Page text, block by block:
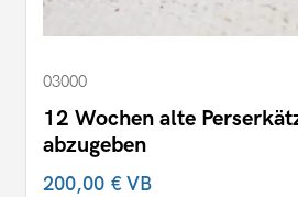
03000
12 Wochen alte
abzugeben
200,00 €VB